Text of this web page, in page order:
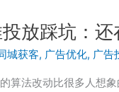
放踩坑：
城获客, 广告优化, 广告
算法改动比很多人想